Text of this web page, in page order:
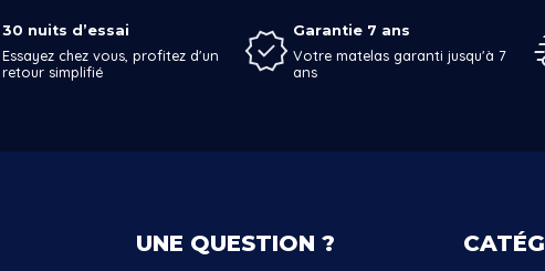
30 nuits d’essai
Essayez chez vous, profitez d'un
retour simplifié
Garantie 7 ans
Votre matelas garanti jusqu'à 7
ans
UNE QUESTION ?